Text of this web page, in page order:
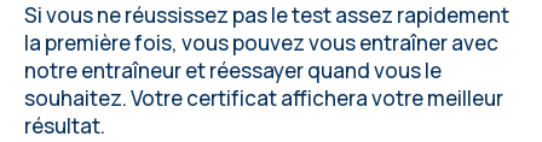
Si vous ne réussissez pas le test assez rapidement
la première fois, vous pouvez vous entraîner avec
notre entraîneur et réessayer quand vous le
souhaitez. Votre certificat affichera votre meilleur
résultat.